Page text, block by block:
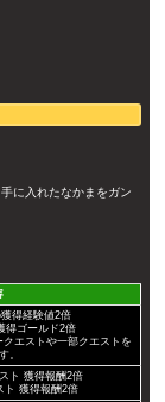
に入れたなかまをガン
獲得経験値2倍
得ゴールド2倍
エストや一部クエストを
。
ト 獲得報酬2倍
ト 獲得報酬2倍